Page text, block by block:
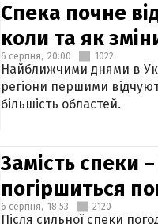
Спека почне
коли та як
6 серпня, 20:00 1022
Найближчими днями в
регіони першими
більшість областей.
Замість спеки
погіршиться
6 серпня, 18:53 2120
Після сильної спеки